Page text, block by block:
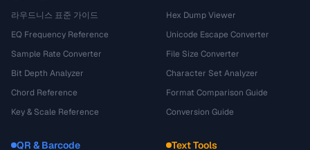
라우드니스 표준 가이드
EQ Frequency Reference
Sample Rate Converter
Bit Depth Analyzer
Chord Reference
Key & Scale Reference
Hex Dump Viewer
Unicode Escape Converter
File Size Converter
Character Set Analyzer
Format Comparison Guide
Conversion Guide
QR & Barcode Text Tools